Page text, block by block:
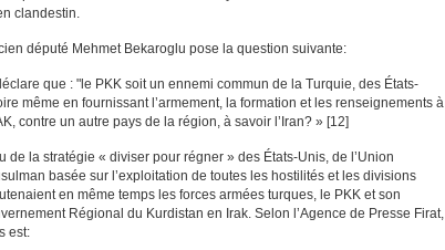
clandestin.
député Mehmet Bekaroglu pose la question suivante:
que : "le PKK soit un ennemi commun de la Turquie, des États-
même en fournissant l’armement, la formation et les renseignements à
contre un autre pays de la région, à savoir l’Iran? » [12]
de la stratégie « diviser pour régner » des États-Unis, de l’Union
basée sur l’exploitation de toutes les hostilités et les divisions
en même temps les forces armées turques, le PKK et son
Régional du Kurdistan en Irak. Selon l’Agence de Presse Firat,
est: